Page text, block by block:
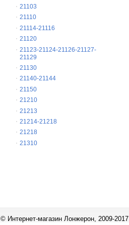
21103
21110
21114-21116
21120
21123-21124-21126-21127-
21129
21130
21140-21144
21150
21210
21213
21214-21218
21218
21310
© Интернет-магазин Лонжерон, 2009-2017